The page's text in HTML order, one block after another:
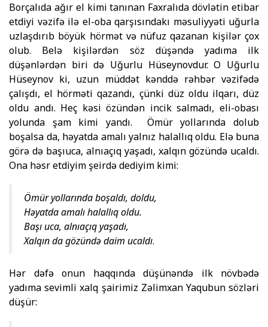
Borçalıda ağır el kimi tanınan Faxralıda dövlətin etibar
et­diyi vəzifə ilə el-oba qarşısındakı məsuliyyəti uğurla
uzlaşdırıb böyük hörmət və nüfuz qazanan kişilər çox
olub. Belə kişi­lərdən söz düşəndə yadıma ilk
düşənlərdən biri də Uğurlu Hüsey­novdur. O Uğurlu
Hüseynov ki, uzun müddət kənddə rəhbər vəzifədə
çalışdı, el hörməti qazandı, çünki düz oldu ilqarı, düz
oldu andı. Heç kəsi özündən incik salmadı, eli-obası
yolunda şam kimi yandı. Ömür yollarında dolub
boşalsa da, həyat­da amalı yalnız halallıq oldu. Elə buna
görə də başıuca, alnıaçıq yaşadı, xalqın gözündə ucaldı.
Ona həsr etdiyim şeirdə dediyim kimi:
Ömür yollarında boşaldı, doldu,
Həyatda amalı halallıq oldu.
Başı uca, alnıaçıq yaşadı,
Xalqın da gözündə daim ucaldı.
Hər dəfə onun haqqında düşünəndə ilk növbədə
yadıma sevimli xalq şairimiz Zəlimxan Yaqubun sözləri
düşür: